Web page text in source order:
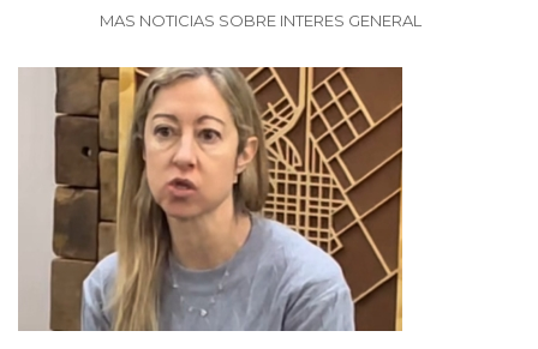
MAS NOTICIAS SOBRE INTERES GENERAL